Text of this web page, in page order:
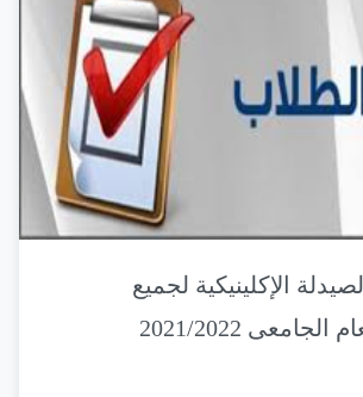
الإكلينيكية لجميع
2021/2022